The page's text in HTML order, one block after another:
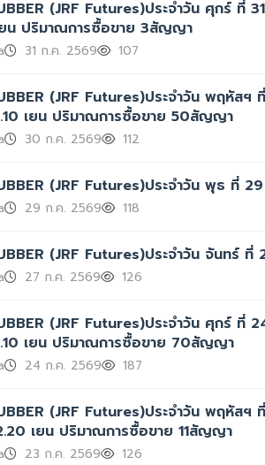
(JRF Futures)ประจำวัน ศุกร์ ที่
น ปริมาณการซื้อขาย 3สัญญา
31 ก.ค. 2569 107
(JRF Futures)ประจำวัน พฤหัส
เยน ปริมาณการซื้อขาย 50สัญญา
30 ก.ค. 2569 112
(JRF Futures)ประจำวัน พุธ ที่
29 ก.ค. 2569 118
(JRF Futures)ประจำวัน จันทร์
27 ก.ค. 2569 126
(JRF Futures)ประจำวัน ศุกร์
เยน ปริมาณการซื้อขาย 70สัญญา
24 ก.ค. 2569 187
(JRF Futures)ประจำวัน พฤหัส
เยน ปริมาณการซื้อขาย 11สัญญา
23 ก.ค. 2569 126